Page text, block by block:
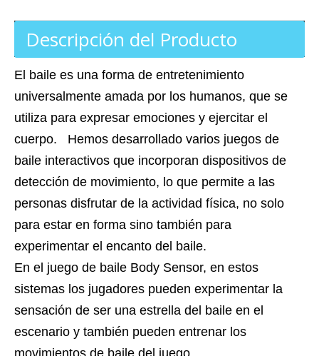
Descripción del Producto
El baile es una forma de entretenimiento
universalmente amada por los humanos, que se
utiliza para expresar emociones y ejercitar el
cuerpo. Hemos desarrollado varios juegos de
baile interactivos que incorporan dispositivos de
detección de movimiento, lo que permite a las
personas disfrutar de la actividad física, no solo
para estar en forma sino también para
experimentar el encanto del baile.
En el juego de baile Body Sensor, en estos
sistemas los jugadores pueden experimentar la
sensación de ser una estrella del baile en el
escenario y también pueden entrenar los
movimientos de baile del juego.